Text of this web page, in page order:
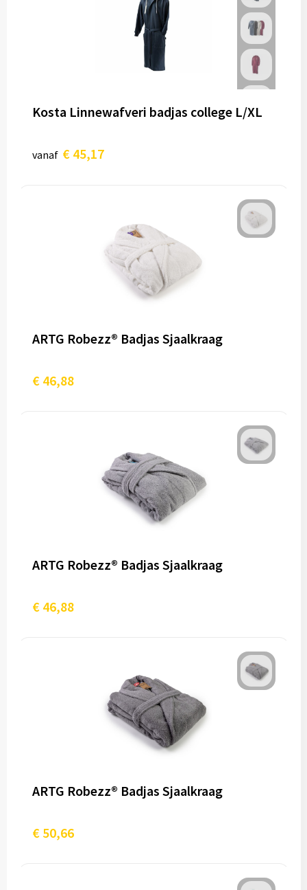
Kosta Linnewafveri badjas college L/XL
vanaf € 45,17
ARTG Robezz® Badjas Sjaalkraag
€ 46,88
ARTG Robezz® Badjas Sjaalkraag
€ 46,88
ARTG Robezz® Badjas Sjaalkraag
€ 50,66